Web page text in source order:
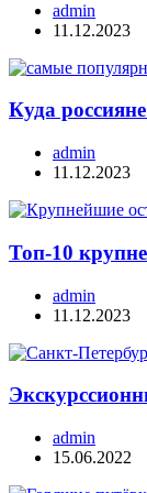
admin
11.12.2023
Куда
admin
11.12.2023
Топ-10
admin
11.12.2023
admin
15.06.2022